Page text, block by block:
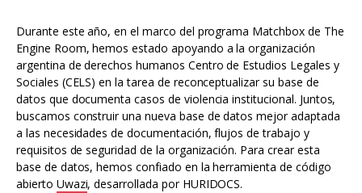
Durante este año, en el marco del programa Matchbox de The
Engine Room, hemos estado apoyando a la organización
argentina de derechos humanos Centro de Estudios Legales y
Sociales (CELS) en la tarea de reconceptualizar su base de
datos que documenta casos de violencia institucional. Juntos,
buscamos construir una nueva base de datos mejor adaptada
a las necesidades de documentación, flujos de trabajo y
requisitos de seguridad de la organización. Para crear esta
base de datos, hemos confiado en la herramienta de código
abierto Uwazi, desarrollada por HURIDOCS.